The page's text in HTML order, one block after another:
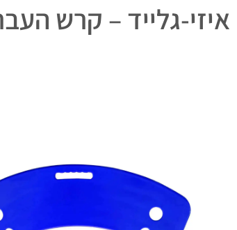
איזי-גלייד – קרש